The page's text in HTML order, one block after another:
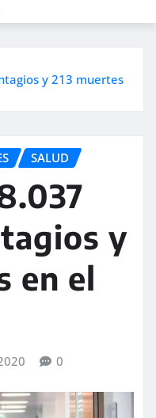
y 213 muertes
SALUD
y
en el
0